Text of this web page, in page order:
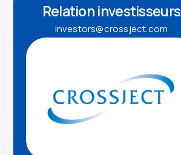
Relation investisseurs
investors@crossject.com